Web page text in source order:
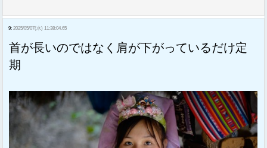
9: 2025/05/07(水) 11:38:04.65
首が長いのではなく肩が下がっているだけ定
期